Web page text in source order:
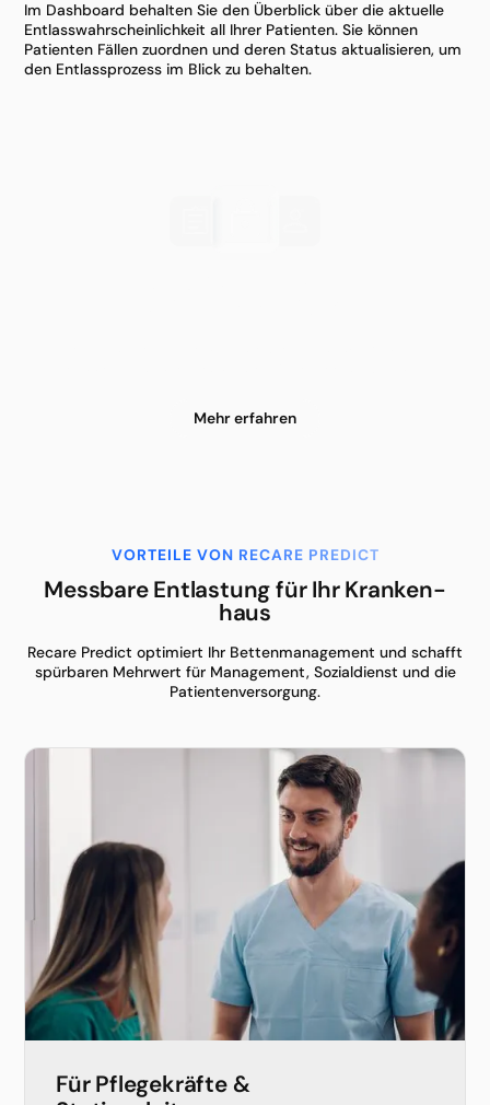
Im Dashboard behalten Sie den Überblick über die aktuelle
Entlasswahrscheinlichkeit all Ihrer Patienten. Sie können
Patienten Fällen zuordnen und deren Status aktualisieren, um
den Entlassprozess im Blick zu behalten.
Mehr erfahren
VORTEILE VON RECARE PREDICT
Messbare Entlastung für Ihr Kranken­
haus
Recare Predict optimiert Ihr Bettenmanagement und schafft
spürbaren Mehrwert für Management, Sozialdienst und die
Patientenversorgung.
Für Pflegekräfte &